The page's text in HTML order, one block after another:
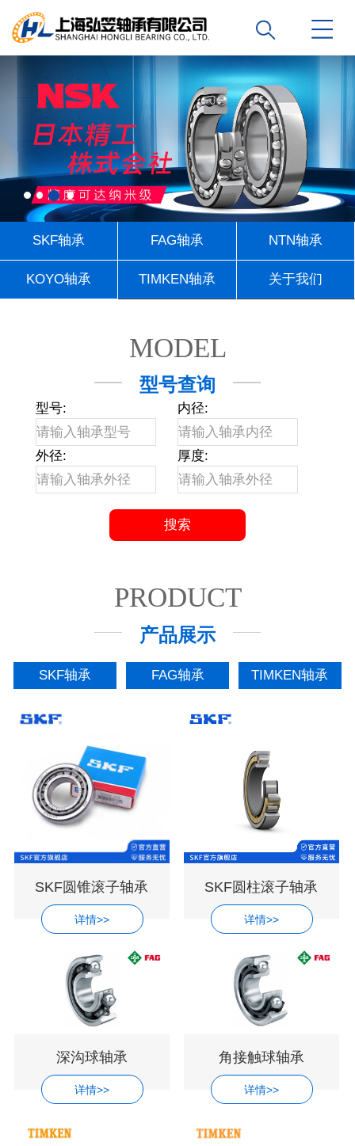
SKF轴承 FAG轴承 NTN轴承
KOYO轴承 TIMKEN轴承 关于我们
MODEL
型号查询
型号: 内径:
外径: 厚度:
PRODUCT
产品展示
SKF轴承 FAG轴承 TIMKEN轴承
SKF圆锥滚子轴承
详情>>
SKF圆柱滚子轴承
详情>>
深沟球轴承
详情>>
角接触球轴承
详情>>